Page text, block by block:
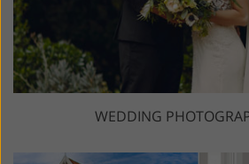
WEDDING